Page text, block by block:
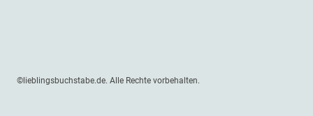
©lieblingsbuchstabe.de. Alle Rechte vorbehalten.